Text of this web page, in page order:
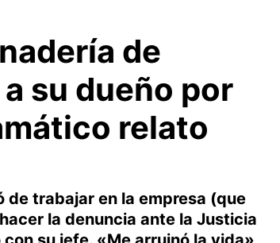
de
su dueño por
relato
de trabajar en la empresa (que
la denuncia ante la Justicia